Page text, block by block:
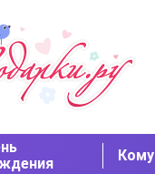
Кому